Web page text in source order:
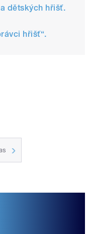
dětských hřišť.
hřišť“.